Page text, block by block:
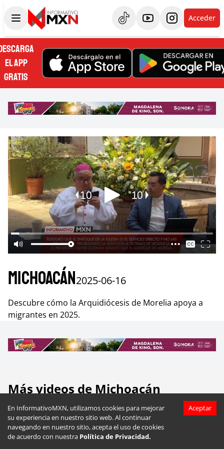
En InformativoMXN, utilizamos cookies para mejorar
su experiencia en nuestro sitio web. Al continuar
navegando en nuestro sitio, acepta el uso de cookies
de acuerdo con nuestra Política de Privacidad.
Aceptar
Acceder
EL APP
GRATIS
Michoacán2025-06-16
Descubre cómo la Arquidiócesis de Morelia apoya a
migrantes en 2025.
Más videos de Michoacán